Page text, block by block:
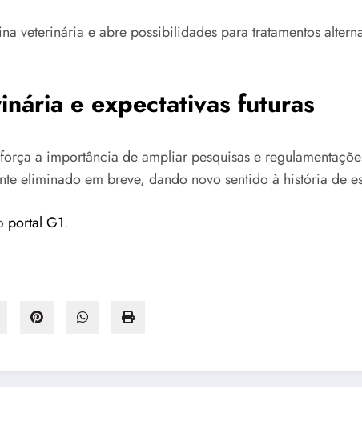
veterinária e abre possibilidades para tratamentos
e expectativas futuras
a importância de ampliar pesquisas e
eliminado em breve, dando novo sentido à história de
portal G1.